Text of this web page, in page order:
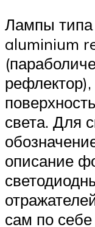
Лампы типа
aluminium
света. Для
описание
сам по